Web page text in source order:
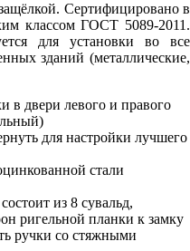
Сертифицировано в
классом ГОСТ 5089-2011.
для установки во все
зданий (металлические,
в двери левого и правого
для настройки лучшего
стали
из 8 сувальд,
ригельной планки к замку
ручки со стяжными